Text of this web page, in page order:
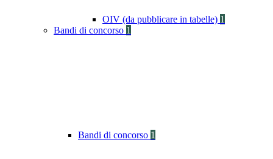
OIV (da pubblicare in tabelle) 1
Bandi di concorso 1
Bandi di concorso 1